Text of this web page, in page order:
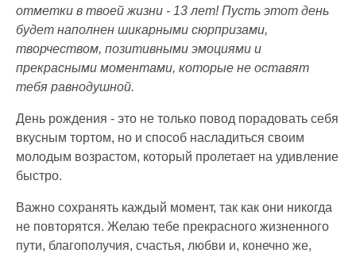
отметки в твоей жизни - 13 лет! Пусть этот день
будет наполнен шикарными сюрпризами,
творчеством, позитивными эмоциями и
прекрасными моментами, которые не оставят
тебя равнодушной.
День рождения - это не только повод порадовать себя
вкусным тортом, но и способ насладиться своим
молодым возрастом, который пролетает на удивление
быстро.
Важно сохранять каждый момент, так как они никогда
не повторятся. Желаю тебе прекрасного жизненного
пути, благополучия, счастья, любви и, конечно же,